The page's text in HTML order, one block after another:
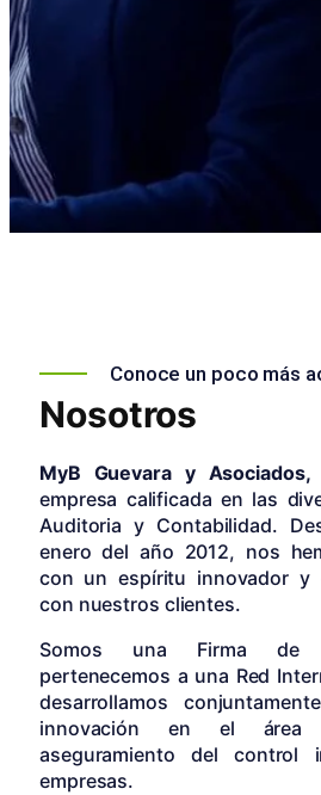
Conoce un poco más
Nosotros
MyB Guevara y Asociados,
empresa calificada en las
Auditoria y Contabilidad.
enero del año 2012, nos
con un espíritu innovador y
con nuestros clientes.
Somos una Firma de
pertenecemos a una Red
desarrollamos
innovación en el área
aseguramiento del control
empresas.